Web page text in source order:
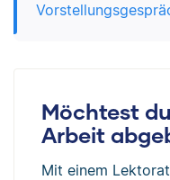
Möchtest
Arbeit
Mit einem